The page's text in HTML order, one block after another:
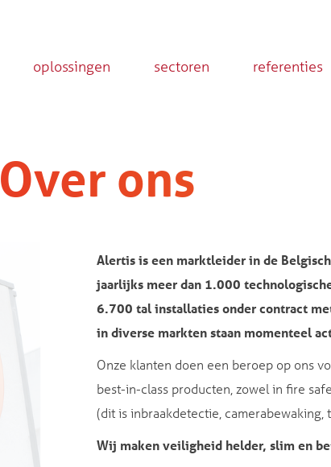
oplossingen sectoren
referenties
Over ons
Alertis is een marktleider in de
jaarlijks meer dan 1.000
6.700 tal installaties onder contract
in diverse markten staan momenteel
Onze klanten doen een beroep op ons
best-in-class producten, zowel in fire
(dit is inbraakdetectie, camerabewaking,
Wij maken veiligheid helder, slim en